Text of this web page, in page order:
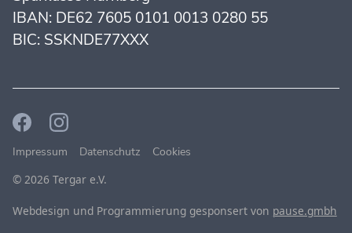
IBAN: DE62 7605 0101 0013 0280 55
BIC: SSKNDE77XXX
© 2026 Tergar e.V.
Impressum Datenschutz Cookies
Webdesign und Programmierung gesponsert von pause.gmbh